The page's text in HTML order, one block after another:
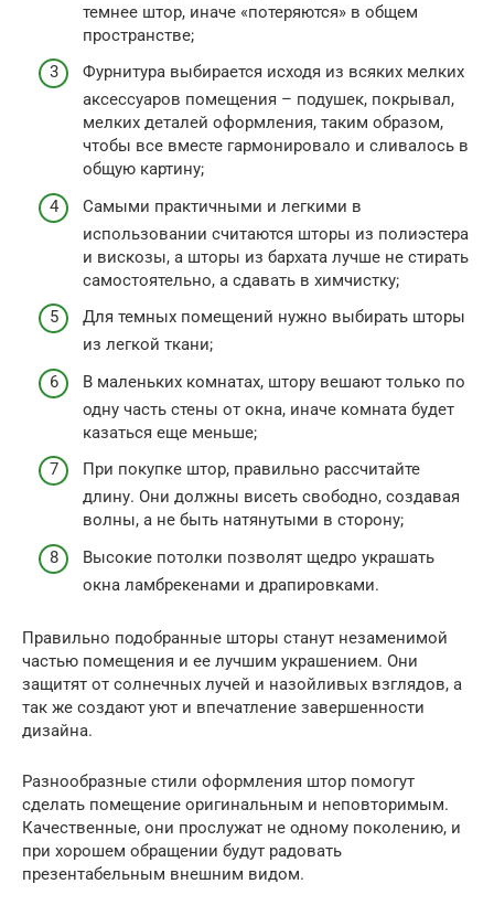
темнее штор, иначе «потеряются» в общем
пространстве;
Фурнитура выбирается исходя из всяких мелких
аксессуаров помещения – подушек, покрывал,
мелких деталей оформления, таким образом,
чтобы все вместе гармонировало и сливалось в
общую картину;
Самыми практичными и легкими в
использовании считаются шторы из полиэстера
и вискозы, а шторы из бархата лучше не стирать
самостоятельно, а сдавать в химчистку;
Для темных помещений нужно выбирать шторы
из легкой ткани;
В маленьких комнатах, штору вешают только по
одну часть стены от окна, иначе комната будет
казаться еще меньше;
При покупке штор, правильно рассчитайте
длину. Они должны висеть свободно, создавая
волны, а не быть натянутыми в сторону;
Высокие потолки позволят щедро украшать
окна ламбрекенами и драпировками.
Правильно подобранные шторы станут незаменимой
частью помещения и ее лучшим украшением. Они
защитят от солнечных лучей и назойливых взглядов, а
так же создают уют и впечатление завершенности
дизайна.
Разнообразные стили оформления штор помогут
сделать помещение оригинальным и неповторимым.
Качественные, они прослужат не одному поколению, и
при хорошем обращении будут радовать
презентабельным внешним видом.